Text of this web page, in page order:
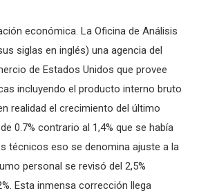
económica. La Oficina de Análisis
siglas en inglés) una agencia del
de Estados Unidos que provee
incluyendo el producto interno bruto
realidad el crecimiento del último
0.7% contrario al 1,4% que se había
técnicos eso se denomina ajuste a la
personal se revisó del 2,5%
Esta inmensa corrección llega